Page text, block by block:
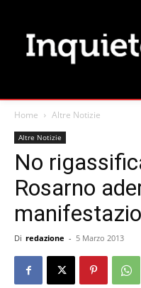
Home Altre Notizie
Altre Notizie
No
Rosarno
Di redazione - 5 Marzo 2013